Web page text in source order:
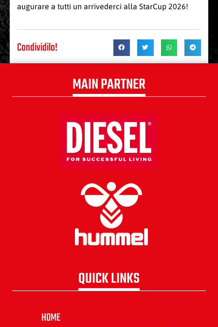
augurare a tutti un arrivederci alla StarCup 2026!
Condividilo!
MAIN PARTNER
QUICK LINKS
HOME